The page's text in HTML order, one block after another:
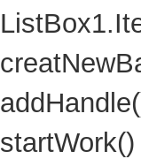
startWork()